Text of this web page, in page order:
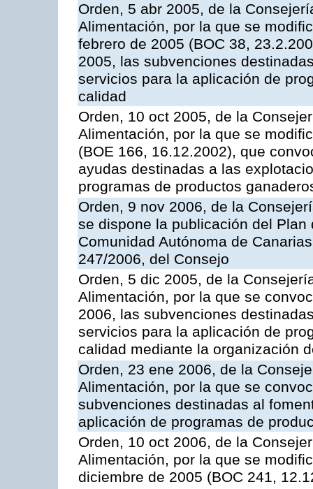
Orden, 5 abr 2005, de la
Alimentación, por la que se
febrero de 2005 (BOC 38,
2005, las subvenciones
servicios para la aplicación de
calidad
Orden, 10 oct 2005, de la
Alimentación, por la que se
(BOE 166, 16.12.2002), que
ayudas destinadas a las
programas de productos
Orden, 9 nov 2006, de la
se dispone la publicación del
Comunidad Autónoma de
247/2006, del Consejo
Orden, 5 dic 2005, de la
Alimentación, por la que se
2006, las subvenciones
servicios para la aplicación de
calidad mediante la organización
Orden, 23 ene 2006, de la
Alimentación, por la que se
subvenciones destinadas al
aplicación de programas de
Orden, 10 oct 2006, de la
Alimentación, por la que se
diciembre de 2005 (BOC 241,